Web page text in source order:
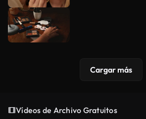
Cargar más
Vídeos de Archivo Gratuitos